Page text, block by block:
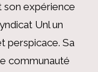
son expérience
Unl un
perspicace. Sa
communauté